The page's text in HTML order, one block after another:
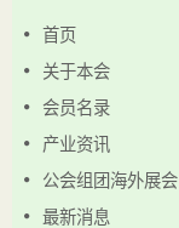
首页
关于本会
会员名录
产业资讯
公会组团海外展会
最新消息